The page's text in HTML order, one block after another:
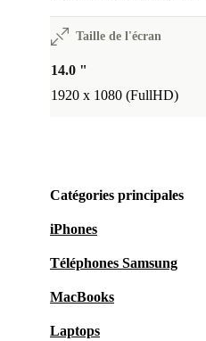
Taille de l'écran
14.0 "
1920 x 1080 (FullHD)
Catégories principales
iPhones
Téléphones Samsung
MacBooks
Laptops